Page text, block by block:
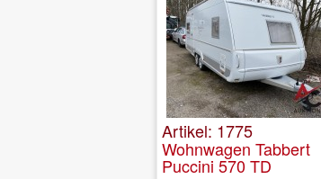
Artikel: 1775
Wohnwagen Tabbert
Puccini 570 TD